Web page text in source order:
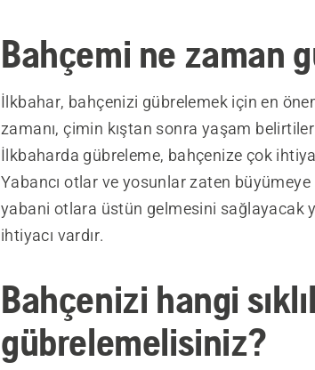
Bahçemi ne zaman
İlkbahar, bahçenizi gübrelemek için en
zamanı, çimin kıştan sonra yaşam
İlkbaharda gübreleme, bahçenize çok
Yabancı otlar ve yosunlar zaten
yabani otlara üstün gelmesini sağlayacak
ihtiyacı vardır.
Bahçenizi hangi
gübrelemelisiniz?